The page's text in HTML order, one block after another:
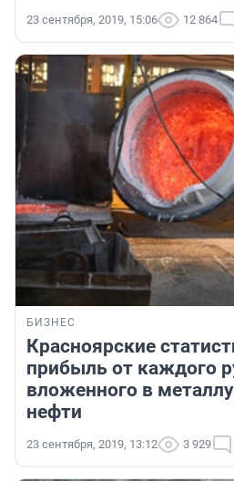
23 сентября, 2019, 15:06 12 864
БИЗНЕС
Красноярские
прибыль от каждого
вложенного в
нефти
23 сентября, 2019, 13:12 3 929